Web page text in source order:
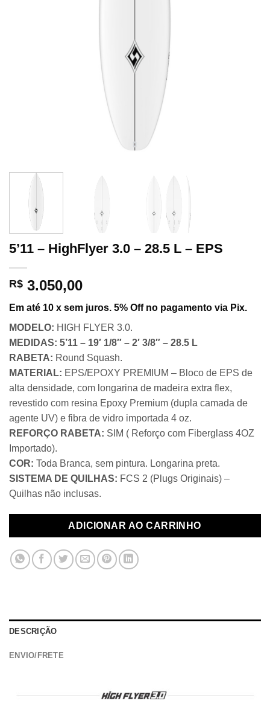
5’11 – HighFlyer 3.0 – 28.5 L – EPS
R$ 3.050,00
Em até 10 x sem juros. 5% Off no pagamento via Pix.
MODELO: HIGH FLYER 3.0.
MEDIDAS: 5’11 – 19′ 1/8″ – 2′ 3/8″ – 28.5 L
RABETA: Round Squash.
MATERIAL: EPS/EPOXY PREMIUM – Bloco de EPS de
alta densidade, com longarina de madeira extra flex,
revestido com resina Epoxy Premium (dupla camada de
agente UV) e fibra de vidro importada 4 oz.
REFORÇO RABETA: SIM ( Reforço com Fiberglass 4OZ
Importado).
COR: Toda Branca, sem pintura. Longarina preta.
SISTEMA DE QUILHAS: FCS 2 (Plugs Originais) –
Quilhas não inclusas.
ADICIONAR AO CARRINHO
DESCRIÇÃO
ENVIO/FRETE